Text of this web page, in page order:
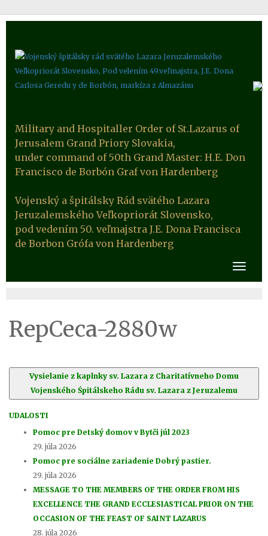
Military and Hospitaller Order of St.Lazarus of
Jerusalem Grand Priory Slovakia,
under command of 50th Grand Master: H.E. Don
Francisco de Borbón Graf von Hardenberg
Vojenský a špitálsky Rád svätého Lazara
Jeruzalemského Veľkopriorát Slovensko,
pod vedením 50. veľmajstra J.E. Dona Francisca
de Borbon Grófa von Hardenberg
RepCeca-2880w
Vysielanie z kaplnky sv. Lazara z Charitatívneho Domu
Vojenského Śpitálskeho Rádu sv. Lazara z Jeruzalemu
UDALOSTI
Pomoc pre Detský domov v Bytči júl 2023
29. júla 2026
Pomoc pre sociálne zariadenie Dobrý pastier.
29. júla 2026
MESSAGE TO THE MEMBERS OF THE ORDER FROM HIS
EXCELLENCE THE GRAND ECCLESIASTICAL PRIOR ON THE
OCCASION OF THE FEAST OF SAINT LAZARUS
28. júla 2026